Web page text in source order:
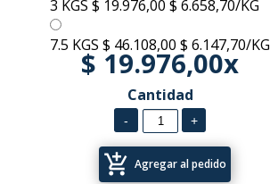
3 KGS $ 19.976,00 $ 6.658,70/KG
7.5 KGS $ 46.108,00 $ 6.147,70/KG
$ 19.976,00x
Cantidad
add_shopping_cart Agregar al pedido